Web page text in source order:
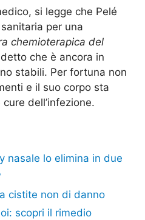
si legge che Pelé
per una
chemioterapica del
che è ancora in
stabili. Per fortuna non
e il suo corpo sta
dell’infezione.
nasale lo elimina in due
cistite non di danno
scopri il rimedio